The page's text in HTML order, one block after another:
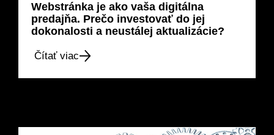
Webstránka je ako vaša digitálna
predajňa. Prečo investovať do jej
dokonalosti a neustálej aktualizácie?
Čítať viac